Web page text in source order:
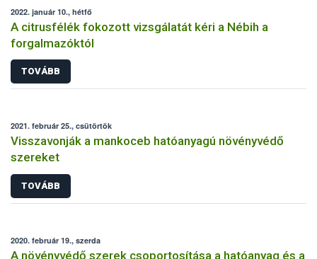
2022. január 10., hétfő
A citrusfélék fokozott vizsgálatát kéri a Nébih a
forgalmazóktól
TOVÁBB
2021. február 25., csütörtök
Visszavonják a mankoceb hatóanyagú növényvédő
szereket
TOVÁBB
2020. február 19., szerda
A növényvédő szerek csoportosítása a hatóanyag és a